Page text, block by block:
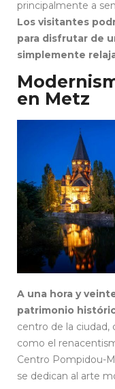
principalmente a
Los visitantes
para disfrutar de
simplemente
en Metz
A una hora y
patrimonio
centro de la ciudad,
como el
Centro Pompidou-
se dedican al arte